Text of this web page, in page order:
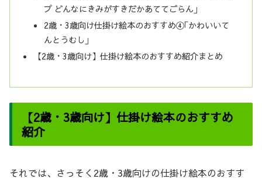
プ どんなにきみがすきだかあててごらん｣
2歳・3歳向け仕掛け絵本のおすすめ④｢かわいいて
んとうむし｣
【2歳・3歳向け】仕掛け絵本のおすすめ紹介まとめ
【2歳・3歳向け】仕掛け絵本のおすすめ
紹介
それでは、さっそく2歳・3歳向けの仕掛け絵本のおすす